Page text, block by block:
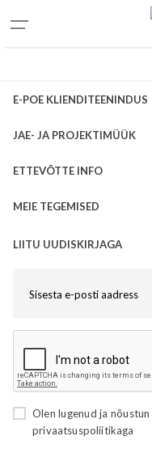
E-POE KLIENDITEENINDUS
JAE- JA PROJEKTIMÜÜK
ETTEVÕTTE INFO
MEIE TEGEMISED
LIITU UUDISKIRJAGA
Olen lugenud ja nõustun
privaatsuspoliitikaga